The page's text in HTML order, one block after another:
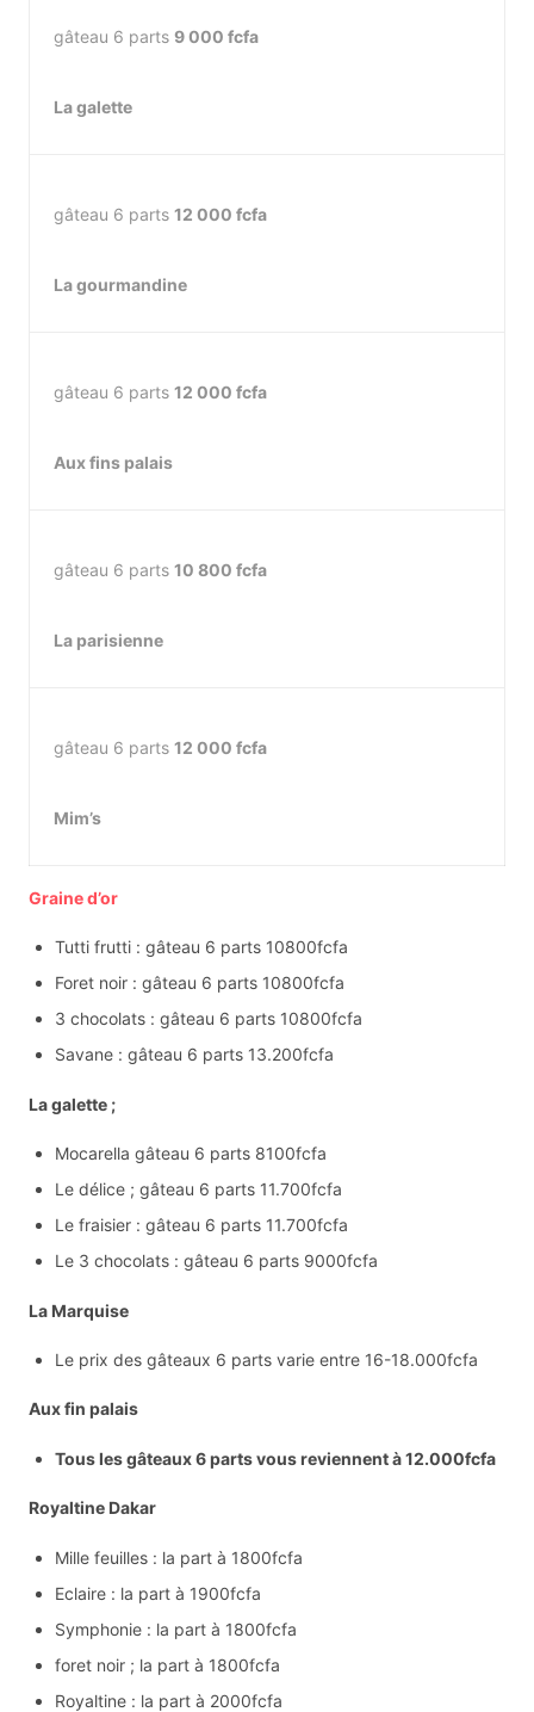
gâteau 6 parts 9 000 fcfa
La galette
gâteau 6 parts 12 000 fcfa
La gourmandine
gâteau 6 parts 12 000 fcfa
Aux fins palais
gâteau 6 parts 10 800 fcfa
La parisienne
gâteau 6 parts 12 000 fcfa
Mim’s
Graine d’or
Tutti frutti : gâteau 6 parts 10800fcfa
Foret noir : gâteau 6 parts 10800fcfa
3 chocolats : gâteau 6 parts 10800fcfa
Savane : gâteau 6 parts 13.200fcfa
La galette ;
Mocarella gâteau 6 parts 8100fcfa
Le délice ; gâteau 6 parts 11.700fcfa
Le fraisier : gâteau 6 parts 11.700fcfa
Le 3 chocolats : gâteau 6 parts 9000fcfa
La Marquise
Le prix des gâteaux 6 parts varie entre 16-18.000fcfa
Aux fin palais
Tous les gâteaux 6 parts vous reviennent à 12.000fcfa
Royaltine Dakar
Mille feuilles : la part à 1800fcfa
Eclaire : la part à 1900fcfa
Symphonie : la part à 1800fcfa
foret noir ; la part à 1800fcfa
Royaltine : la part à 2000fcfa